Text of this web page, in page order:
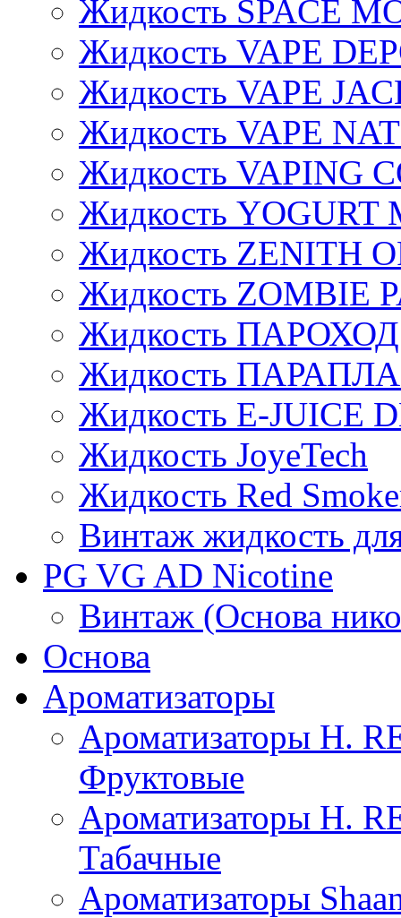
Жидкость SPACE
Жидкость VAPE
Жидкость VAPE
Жидкость VAPE
Жидкость VAPING
Жидкость YOGURT
Жидкость ZENITH
Жидкость ZOMBIE
Жидкость ПАРОХОД
Жидкость
Жидкость E-JUIСE
Жидкость JoyeTech
Жидкость Red
Винтаж жидкость
PG VG AD Nicotine
Винтаж (Основа
Основа
Ароматизаторы
Ароматизаторы H.
Фруктовые
Ароматизаторы H.
Табачные
Ароматизаторы